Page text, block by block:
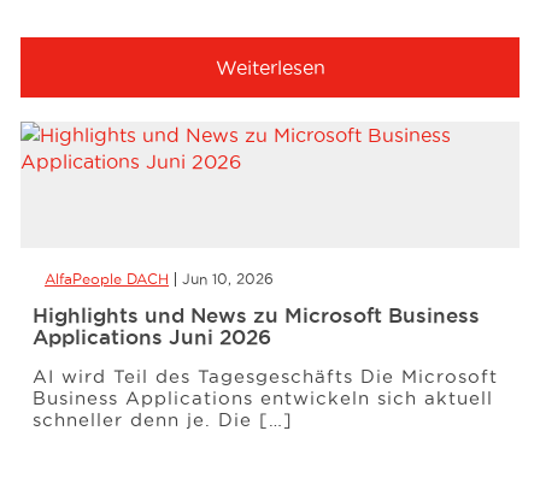
Weiterlesen
AlfaPeople DACH Jun 10, 2026
Highlights und News zu Microsoft Business
Applications Juni 2026
AI wird Teil des Tagesgeschäfts Die Microsoft
Business Applications entwickeln sich aktuell
schneller denn je. Die […]